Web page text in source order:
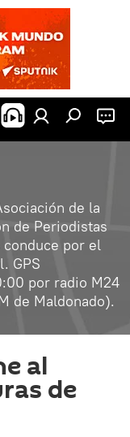
de la
de Periodistas
por el
GPS
por radio M24
de Maldonado).
al
de